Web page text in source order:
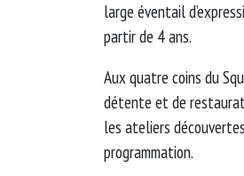
large éventail
partir de 4 ans.
Aux quatre coins du
détente et de
les ateliers
programmation.